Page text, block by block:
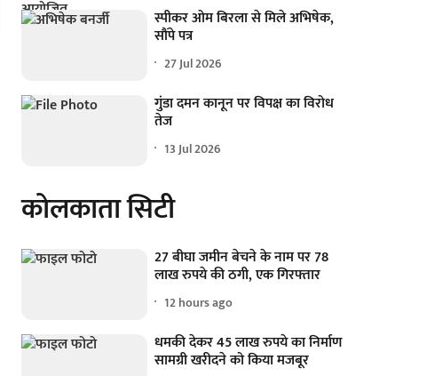
स्पीकर ओम बिरला से मिले अभिषेक,
सौंपे पत्र
27 Jul 2026
गुंडा दमन कानून पर विपक्ष का विरोध
तेज
13 Jul 2026
कोलकाता सिटी
27 बीघा जमीन बेचने के नाम पर 78
लाख रुपये की ठगी, एक गिरफ्तार
12 hours ago
धमकी देकर 45 लाख रुपये का निर्माण
सामग्री खरीदने को किया मजबूर